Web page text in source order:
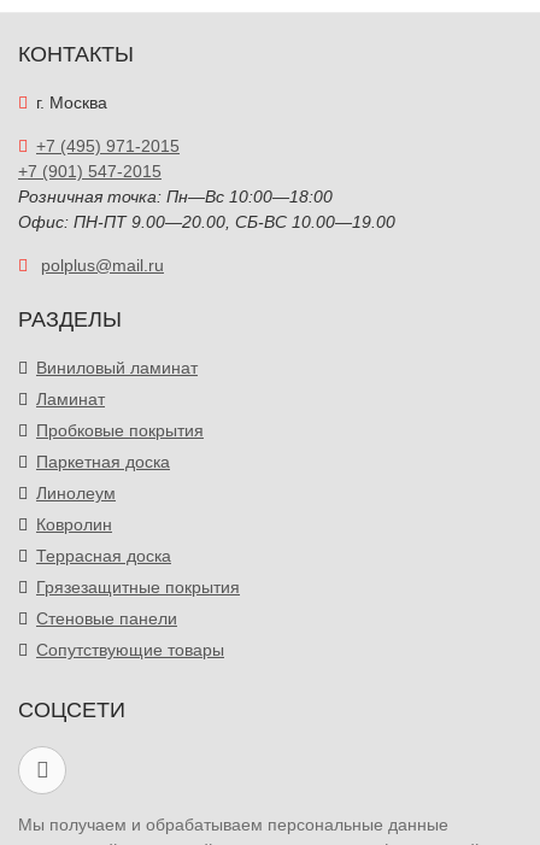
КОНТАКТЫ
г. Москва
+7 (495) 971-2015
+7 (901) 547-2015
Розничная точка: Пн—Вс 10:00—18:00
Офис: ПН-ПТ 9.00—20.00, СБ-ВС 10.00—19.00
polplus@mail.ru
РАЗДЕЛЫ
Виниловый ламинат
Ламинат
Пробковые покрытия
Паркетная доска
Линолеум
Ковролин
Террасная доска
Грязезащитные покрытия
Стеновые панели
Сопутствующие товары
СОЦСЕТИ
Мы получаем и обрабатываем персональные данные